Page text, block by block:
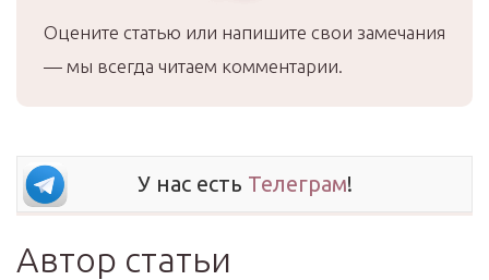
Оцените статью или напишите свои замечания
— мы всегда читаем комментарии.
У нас есть Телеграм!
Автор статьи